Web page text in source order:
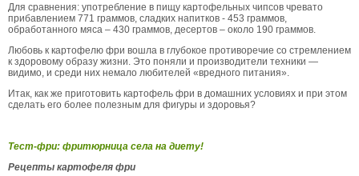
Для сравнения: употребление в пищу картофельных чипсов чревато
прибавлением 771 граммов, сладких напитков - 453 граммов,
обработанного мяса – 430 граммов, десертов – около 190 граммов.
Любовь к картофелю фри вошла в глубокое противоречие со стремлением
к здоровому образу жизни. Это поняли и производители техники —
видимо, и среди них немало любителей «вредного питания».
Итак, как же приготовить картофель фри в домашних условиях и при этом
сделать его более полезным для фигуры и здоровья?
Тест-фри: фритюрница села на диету!
Рецепты картофеля фри